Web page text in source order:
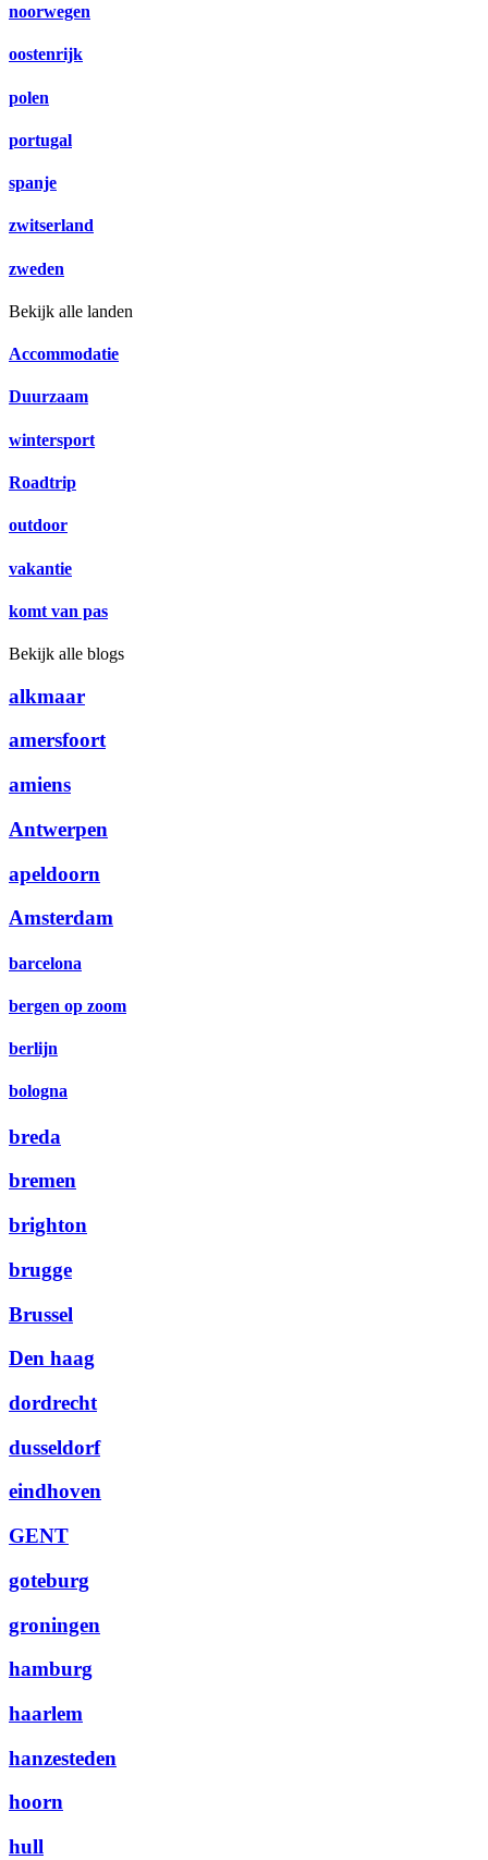
noorwegen
oostenrijk
polen
portugal
spanje
zwitserland
zweden
Bekijk alle landen
Accommodatie
Duurzaam
wintersport
Roadtrip
outdoor
vakantie
komt van pas
Bekijk alle blogs
alkmaar
amersfoort
amiens
Antwerpen
apeldoorn
Amsterdam
barcelona
bergen op zoom
berlijn
bologna
breda
bremen
brighton
brugge
Brussel
Den haag
dordrecht
dusseldorf
eindhoven
GENT
goteburg
groningen
hamburg
haarlem
hanzesteden
hoorn
hull